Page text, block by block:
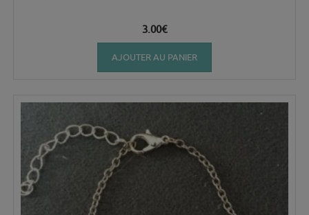
3.00€
AJOUTER AU PANIER